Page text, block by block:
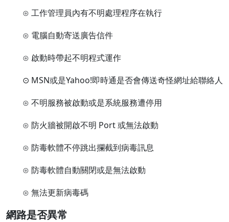
⊙ 工作管理員內有不明處理程序在執行
⊙ 電腦自動寄送廣告信件
⊙ 啟動時帶起不明程式運作
⊙ MSN或是Yahoo!即時通是否會傳送奇怪網址給聯絡人
⊙ 不明服務被啟動或是系統服務遭停用
⊙ 防火牆被開啟不明 Port 或無法啟動
⊙ 防毒軟體不停跳出攔截到病毒訊息
⊙ 防毒軟體自動關閉或是無法啟動
⊙ 無法更新病毒碼
網路是否異常